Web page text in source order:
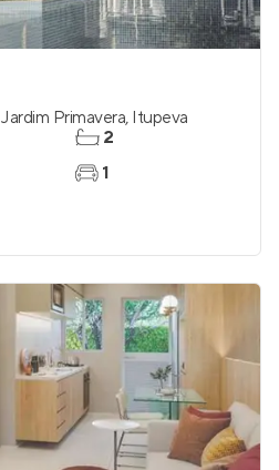
Jardim Primavera, Itupeva
2
1